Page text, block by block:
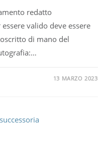
redatto
valido deve essere
di mano del
13 MARZO 2023